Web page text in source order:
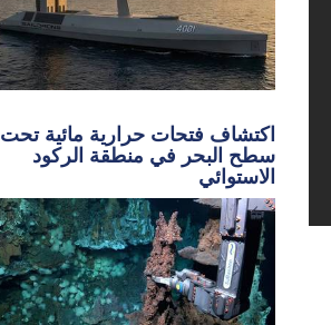
اكتشاف فتحات حرارية مائية تحت
سطح البحر في منطقة الركود
الاستوائي